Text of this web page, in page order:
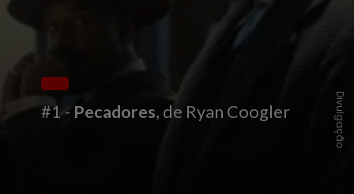
Divulgação
#1 - Pecadores, de Ryan Coogler